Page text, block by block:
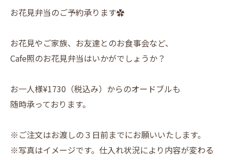
お花見弁当のご予約承ります✿
お花見やご家族、お友達とのお食事会など、
Cafe照のお花見弁当はいかがでしょうか？
お一人様¥1730（税込み）からのオードブルも
随時承っております。
※ご注文はお渡しの３日前までにお願いいたします。
※写真はイメージです。仕入れ状況により内容が変わる